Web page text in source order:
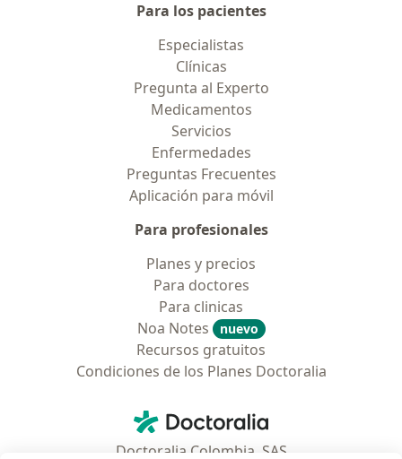
Para los pacientes
Especialistas
Clínicas
Pregunta al Experto
Medicamentos
Servicios
Enfermedades
Preguntas Frecuentes
Aplicación para móvil
Para profesionales
Planes y precios
Para doctores
Para clinicas
Noa Notes
nuevo
Recursos gratuitos
Condiciones de los Planes Doctoralia
Doctoralia - Página de inicio
Doctoralia Colombia, SAS